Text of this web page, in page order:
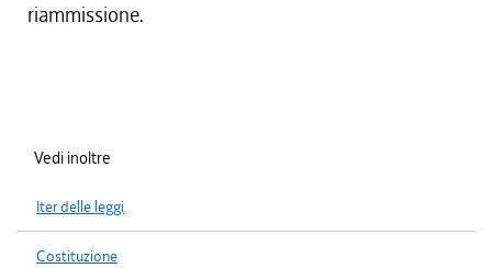
riammissione.
Vedi inoltre
Iter delle leggi
Costituzione